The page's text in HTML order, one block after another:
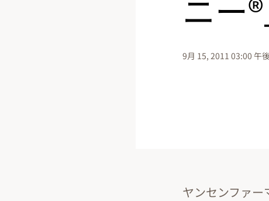
ニー
9月 15, 2011 03:00 午
ヤンセンファ